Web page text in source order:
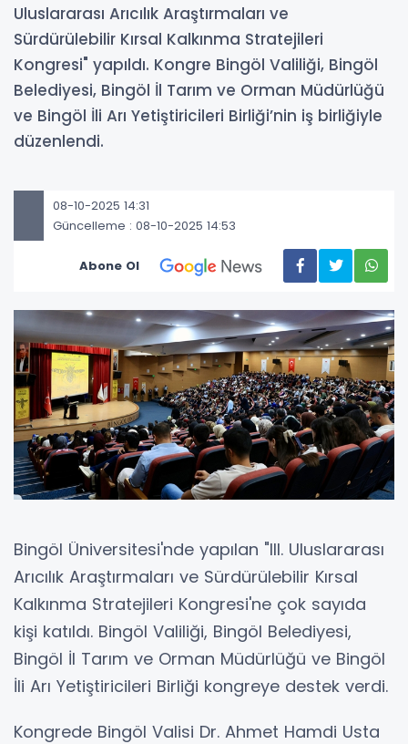
Uluslararası Arıcılık Araştırmaları ve
Sürdürülebilir Kırsal Kalkınma Stratejileri
Kongresi" yapıldı. Kongre Bingöl Valiliği, Bingöl
Belediyesi, Bingöl İl Tarım ve Orman Müdürlüğü
ve Bingöl İli Arı Yetiştiricileri Birliği’nin iş birliğiyle
düzenlendi.
08-10-2025 14:31
Güncelleme : 08-10-2025 14:53
Abone Ol
Bingöl Üniversitesi'nde yapılan "III. Uluslararası
Arıcılık Araştırmaları ve Sürdürülebilir Kırsal
Kalkınma Stratejileri Kongresi'ne çok sayıda
kişi katıldı. Bingöl Valiliği, Bingöl Belediyesi,
Bingöl İl Tarım ve Orman Müdürlüğü ve Bingöl
İli Arı Yetiştiricileri Birliği kongreye destek verdi.
Kongrede Bingöl Valisi Dr. Ahmet Hamdi Usta